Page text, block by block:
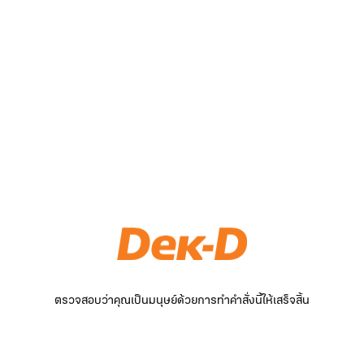
ตรวจสอบว่าคุณเป็นมนุษย์ด้วยการทำคำสั่งนี้ให้เสร็จสิ้น